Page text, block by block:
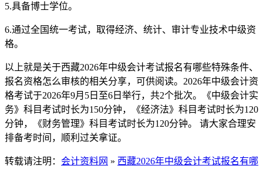
5.具备博士学位。
6.通过全国统一考试，取得经济、统计、审计专业技术中级资
格。
以上就是关于西藏2026年中级会计考试报名有哪些特殊条件、
报名资格怎么审核的相关分享，可供阅读。2026年中级会计资
格考试于2026年9月5日至6日举行，共2个批次。《中级会计实
务》科目考试时长为150分钟，《经济法》科目考试时长为120
分钟，《财务管理》科目考试时长为120分钟。 请大家合理安
排备考时间，顺利过关拿证。​​​​​​​
转载请注明： 会计资料网 » 西藏2026年中级会计考试报名有哪